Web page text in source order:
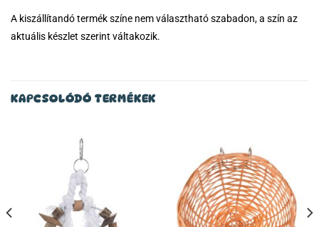
A kiszállítandó termék színe nem választható szabadon, a szín az
aktuális készlet szerint váltakozik.
KAPCSOLÓDÓ TERMÉKEK